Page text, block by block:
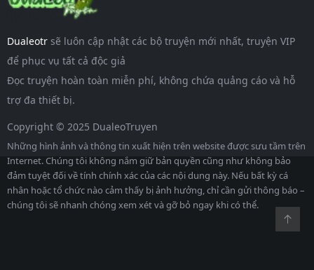
Dualeotr sẽ luôn cập nhật các bộ truyện mới nhất, truyện VIP
để phục vụ tất cả độc giả
Đọc truyện hoàn toàn miễn phí, không chứa quảng cáo và hỗ
trợ đa thiết bị.
Copyright © 2025 DualeoTruyen
Những hình ảnh và thông tin xuất hiện trên website được sưu tầm trên
Internet. Chúng tôi không nắm giữ bản quyền cũng như không bảo
đảm tuyệt đối về tính chính xác của các nội dung này. Nếu bất kỳ cá
nhân hoặc tổ chức nào cảm thấy bị ảnh hưởng, chỉ cần gửi thông báo –
chúng tôi sẽ nhanh chóng xem xét và gỡ bỏ ngay khi có thể.